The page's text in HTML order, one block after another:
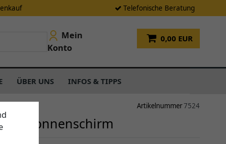
Telefonische Beratung
0,00 EUR
Mein
Konto
ÜBER UNS INFOS & TIPPS
Artikelnummer7524
Sonnenschirm